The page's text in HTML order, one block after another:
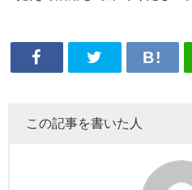
この記事を書いた人